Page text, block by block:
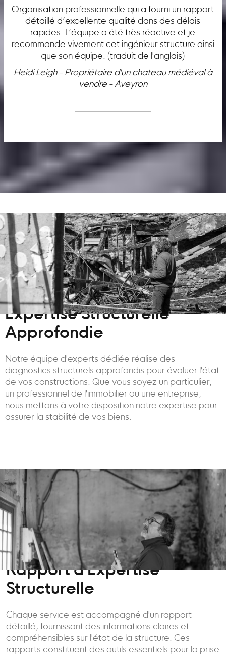
Organisation professionnelle qui a fourni un rapport
détaillé d’excellente qualité dans des délais
rapides. L’équipe a été très réactive et je
recommande vivement cet ingénieur structure ainsi
que son équipe. (traduit de l'anglais)
Heidi Leigh - Propriétaire d'un chateau médiéval à
vendre - Aveyron
Expertise Structurelle
Approfondie
Notre équipe d'experts dédiée réalise des
diagnostics structurels approfondis pour évaluer l'état
de vos constructions. Que vous soyez un particulier,
un professionnel de l'immobilier ou une entreprise,
nous mettons à votre disposition notre expertise pour
assurer la stabilité de vos biens.
Rapport d'Expertise
Structurelle
Chaque service est accompagné d'un rapport
détaillé, fournissant des informations claires et
compréhensibles sur l'état de la structure. Ces
rapports constituent des outils essentiels pour la prise